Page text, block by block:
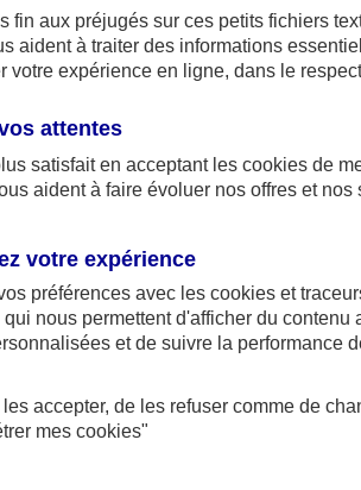
AXA Assurance
fin aux préjugés sur ces petits fichiers
aident à traiter des informations
votre expérience en ligne, dans le
attentes
satisfait en acceptant les cookies de
aident à faire évoluer nos offres et nos
votre expérience
préférences avec les cookies et
nous permettent d'afficher du contenu
et de suivre la performance
accepter, de les refuser comme de
mes cookies"